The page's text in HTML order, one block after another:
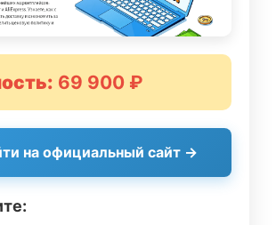
69 900 ₽
на официальный сайт →